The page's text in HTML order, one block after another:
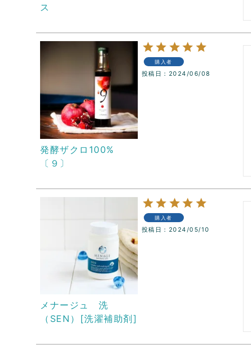
ス
発酵ザクロ100%
〔９〕
購入者
投稿日 2024/06/08
メナージュ 洗
（SEN）[洗濯補助剤]
購入者
投稿日 2024/05/10